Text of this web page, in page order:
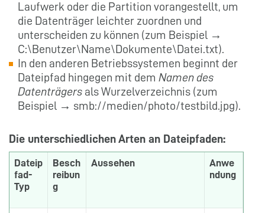
Laufwerk oder die Partition vorangestellt, um
die Datenträger leichter zuordnen und
unterscheiden zu können (zum Beispiel →
C:\Benutzer\Name\Dokumente\Datei.txt).
In den anderen Betriebssystemen beginnt der
Dateipfad hingegen mit dem Namen des
Datenträgers als Wurzelverzeichnis (zum
Beispiel → smb://medien/photo/testbild.jpg).
Die unterschiedlichen Arten an Dateipfaden:
Dateip
fad-
Typ
Besch
reibun
g
Aussehen
Anwe
ndung